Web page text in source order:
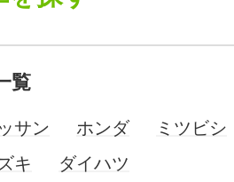
覧
サン ホンダ
ミツビシ
キ ダイハツ